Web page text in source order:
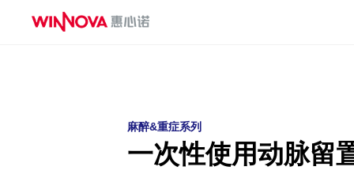
一次性使用有创血压传感器
一次性使用动脉留置针
一次性使用无菌气管插管
一次性使用鼻咽通气道
麻醉&重症系列
一次性使用动脉留